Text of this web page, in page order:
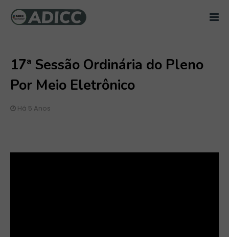
17ª Sessão Ordinária do Pleno
Por Meio Eletrônico
Há 5 Anos